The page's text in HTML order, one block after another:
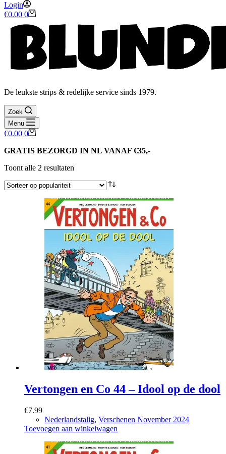
Login
Winkelwagen
€0.00 0
De leukste strips & redelijke service sinds 1979.
Zoek
Menu
Winkelwagen
€0.00 0
GRATIS BEZORGD IN NL VANAF €35,-
Toont alle 2 resultaten
populariteit
Vertongen en Co 44 – Idool op de dool
€7.99
Nederlandstalig, Verschenen November 2024
Toevoegen aan winkelwagen